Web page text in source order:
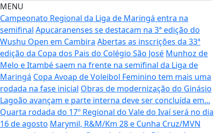
MENU
Campeonato Regional da Liga de Maringá entra na
semifinal Apucaranenses se destacam na 3ª edição do
Wushu Open em Cambira Abertas as inscrições da 33ª
edição da Copa dos Pais do Colégio São José Munhoz de
Melo e Itambé saem na frente na semifinal da Liga de
Maringá Copa Avoap de Voleibol Feminino tem mais uma
rodada na fase inicial Obras de modernização do Ginásio
Lagoão avançam e parte interna deve ser concluída em...
Quarta rodada do 17º Regional do Vale do Ivaí será no dia
16 de agosto Marymil, R&M/Km 28 e Cunha Cruz/MVN